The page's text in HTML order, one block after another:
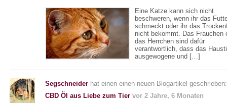
Eine Katze kann sich nicht
beschweren, wenn ihr das
schmeckt oder ihr das
nicht bekommt. Das Frauchen
das Herrchen sind dafür
verantwortlich, dass das
ausgewogene und […]
Segschneider hat einen einen neuen Blogartikel geschrieben:
CBD Öl aus Liebe zum Tier vor 2 Jahre, 6 Monaten